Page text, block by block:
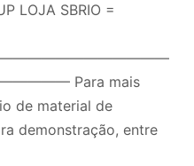
LOJA SBRIO =
Para mais
de material de
demonstração, entre